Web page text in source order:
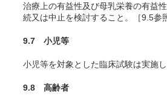
治療上の有益性及び母乳栄養の有益
続又は中止を検討すること。［9.5参
9.7 小児等
小児等を対象とした臨床試験は実施し
9.8 高齢者